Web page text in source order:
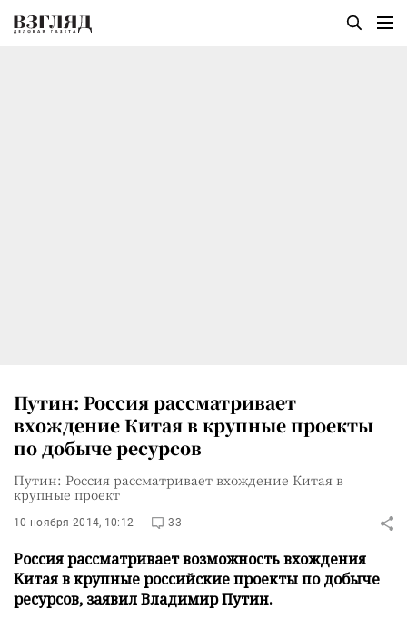
Путин: Россия рассматривает
вхождение Китая в крупные проекты
по добыче ресурсов
Путин: Россия рассматривает вхождение Китая в
крупные проект
10 ноября 2014, 10:12 33
Россия рассматривает возможность вхождения
Китая в крупные российские проекты по добыче
ресурсов, заявил Владимир Путин.